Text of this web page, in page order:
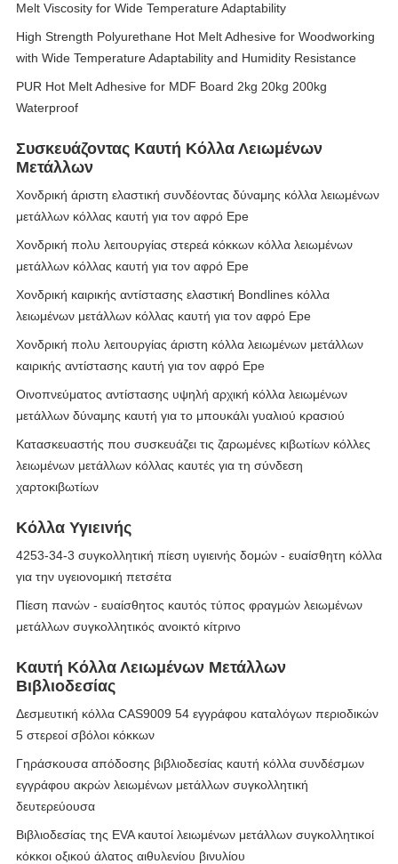
Melt Viscosity for Wide Temperature Adaptability
High Strength Polyurethane Hot Melt Adhesive for Woodworking
with Wide Temperature Adaptability and Humidity Resistance
PUR Hot Melt Adhesive for MDF Board 2kg 20kg 200kg
Waterproof
Συσκευάζοντας Καυτή Κόλλα Λειωμένων
Μετάλλων
Χονδρική άριστη ελαστική συνδέοντας δύναμης κόλλα λειωμένων
μετάλλων κόλλας καυτή για τον αφρό Epe
Χονδρική πολυ λειτουργίας στερεά κόκκων κόλλα λειωμένων
μετάλλων κόλλας καυτή για τον αφρό Epe
Χονδρική καιρικής αντίστασης ελαστική Bondlines κόλλα
λειωμένων μετάλλων κόλλας καυτή για τον αφρό Epe
Χονδρική πολυ λειτουργίας άριστη κόλλα λειωμένων μετάλλων
καιρικής αντίστασης καυτή για τον αφρό Epe
Οινοπνεύματος αντίστασης υψηλή αρχική κόλλα λειωμένων
μετάλλων δύναμης καυτή για το μπουκάλι γυαλιού κρασιού
Κατασκευαστής που συσκευάζει τις ζαρωμένες κιβωτίων κόλλες
λειωμένων μετάλλων κόλλας καυτές για τη σύνδεση
χαρτοκιβωτίων
Κόλλα Υγιεινής
4253-34-3 συγκολλητική πίεση υγιεινής δομών - ευαίσθητη κόλλα
για την υγειονομική πετσέτα
Πίεση πανών - ευαίσθητος καυτός τύπος φραγμών λειωμένων
μετάλλων συγκολλητικός ανοικτό κίτρινο
Καυτή Κόλλα Λειωμένων Μετάλλων
Βιβλιοδεσίας
Δεσμευτική κόλλα CAS9009 54 εγγράφου καταλόγων περιοδικών
5 στερεοί σβόλοι κόκκων
Γηράσκουσα απόδοσης βιβλιοδεσίας καυτή κόλλα συνδέσμων
εγγράφου ακρών λειωμένων μετάλλων συγκολλητική
δευτερεύουσα
Βιβλιοδεσίας της EVA καυτοί λειωμένων μετάλλων συγκολλητικοί
κόκκοι οξικού άλατος αιθυλενίου βινυλίου